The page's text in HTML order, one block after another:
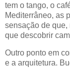
tem o tango, o
Mediterrâneo, as
sensação de
que descobrir
Outro ponto em
e a arquitetura.